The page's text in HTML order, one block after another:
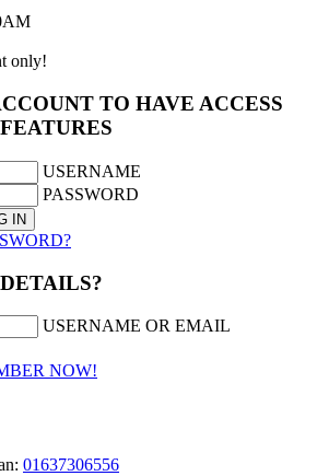
only!
TO HAVE ACCESS
USERNAME
PASSWORD
USERNAME OR EMAIL
NOW!
01637306556